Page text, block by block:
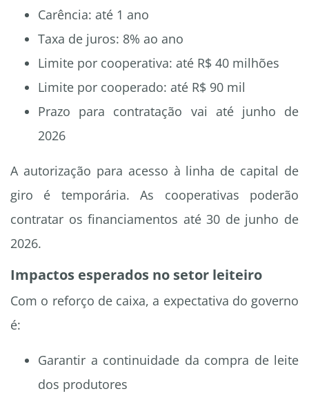
Carência: até 1 ano
Taxa de juros: 8% ao ano
Limite por cooperativa: até R$ 40 milhões
Limite por cooperado: até R$ 90 mil
Prazo para contratação vai até junho de
2026
A autorização para acesso à linha de capital de
giro é temporária. As cooperativas poderão
contratar os financiamentos até 30 de junho de
2026.
Impactos esperados no setor leiteiro
Com o reforço de caixa, a expectativa do governo
é:
Garantir a continuidade da compra de leite
dos produtores